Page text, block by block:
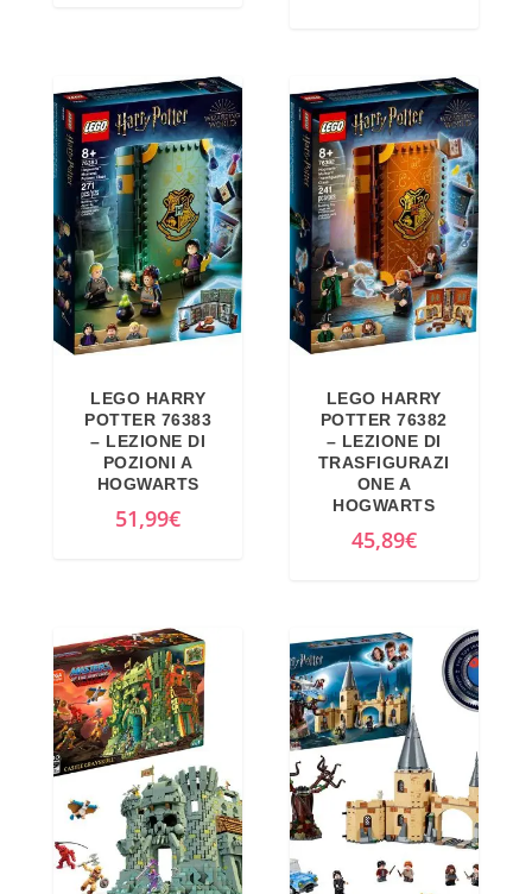
LEGO HARRY
POTTER 76383
– LEZIONE DI
POZIONI A
HOGWARTS
51,99€
LEGO HARRY
POTTER 76382
– LEZIONE DI
TRASFIGURAZI
ONE A
HOGWARTS
45,89€